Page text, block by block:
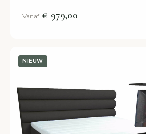
Vanaf € 979,00
NIEUW